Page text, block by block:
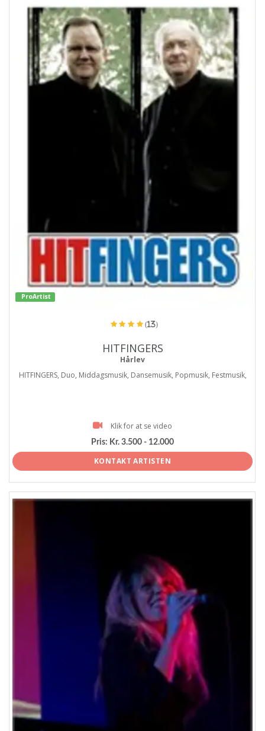
ProArtist
(13)
HITFINGERS
Hårlev
HITFINGERS, Duo, Middagsmusik, Dansemusik, Popmusik, Festmusik,
Klik for at se video
Pris: Kr. 3.500 - 12.000
KONTAKT ARTISTEN